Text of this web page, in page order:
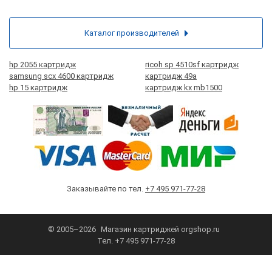
hp 2055 картридж
ricoh sp 4510sf картридж
samsung scx 4600 картридж
картридж 49а
hp 15 картридж
картридж kx mb1500
Заказывайте по тел. +7 495 971-77-28
© 2005–2026 Магазин картриджей orgshop.ru
Тел. +7 495 971-77-28